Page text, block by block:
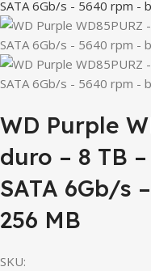
WD Purple
duro – 8 TB
SATA 6Gb/s
256 MB
SKU: